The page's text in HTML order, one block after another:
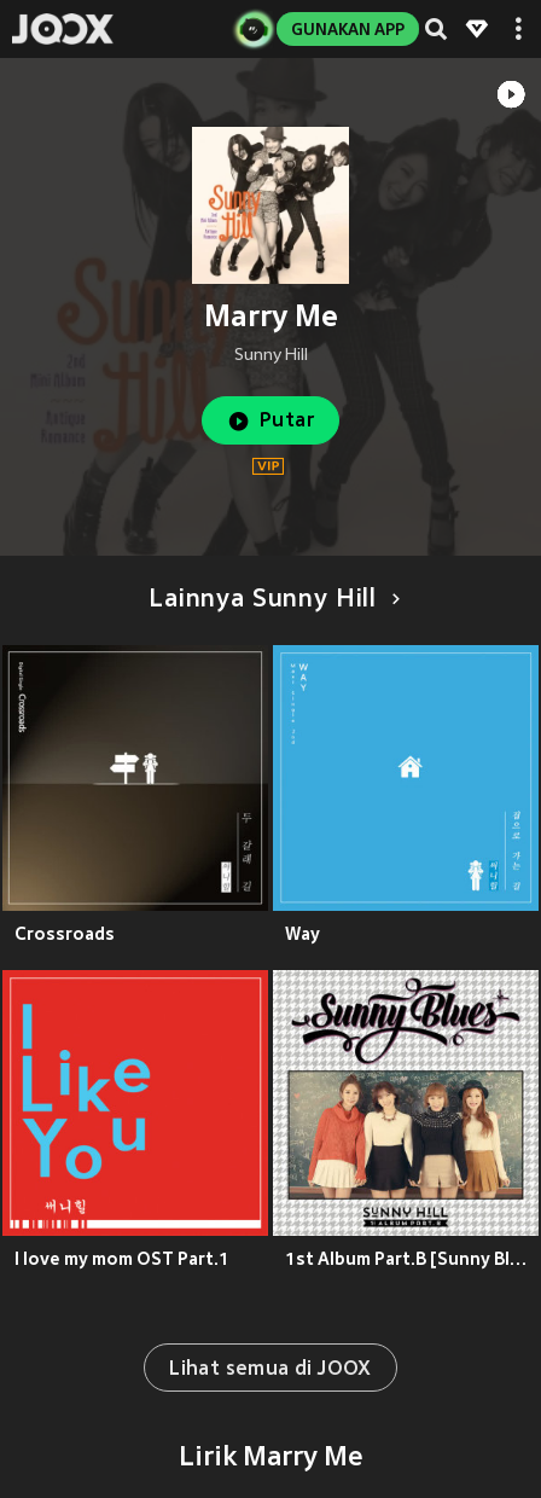
GUNAKAN APP
Marry Me
Sunny Hill
Putar
Lainnya Sunny Hill
Crossroads Way
I love my mom OST Part.1 1st Album Part.B [Sunny Blues]
Lihat semua di JOOX
Lirik Marry Me